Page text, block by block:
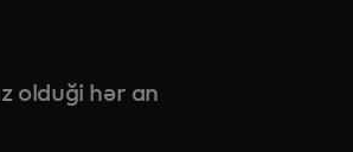
olduği hər an